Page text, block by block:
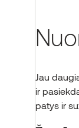
Terminis
DUK
Jau
ir
patys ir